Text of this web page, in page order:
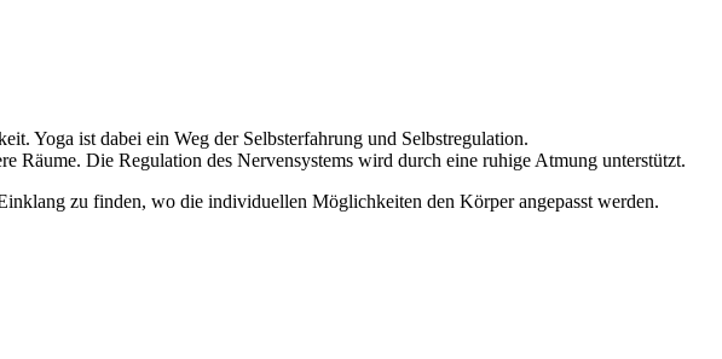
Yoga ist dabei ein Weg der Selbsterfahrung und Selbstregulation.
Räume. Die Regulation des Nervensystems wird durch eine ruhige Atmung unterstützt.
zu finden, wo die individuellen Möglichkeiten den Körper angepasst werden.